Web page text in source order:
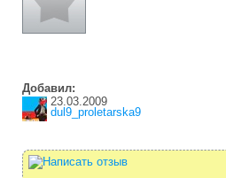
Добавил:
23.03.2009
dul9_proletarska9